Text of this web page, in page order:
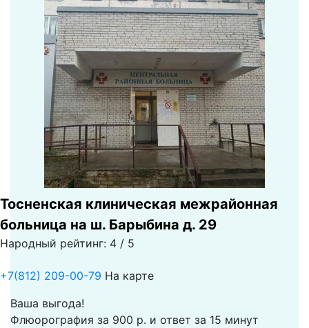
Тосненская клиническая межрайонная
больница на ш. Барыбина д. 29
Народный рейтинг: 4 / 5
+7(812) 209-00-79 На карте
Ваша выгода!
Флюорография за 900 р. и ответ за 15 минут